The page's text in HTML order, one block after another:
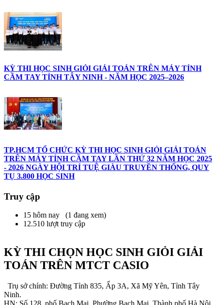
KỲ THI HỌC SINH GIỎI GIẢI TOÁN TRÊN MÁY TÍNH
CẦM TAY TỈNH TÂY NINH - NĂM HỌC 2025–2026
TP.HCM TỔ CHỨC KỲ THI HỌC SINH GIỎI GIẢI TOÁN
TRÊN MÁY TÍNH CẦM TAY LẦN THỨ 32 NĂM HỌC 2025
- 2026 NGÀY HỘI TRÍ TUỆ GIÀU TRUYỀN THỐNG, QUY
TỤ 3.800 HỌC SINH
Truy cập
15 hôm nay (1 đang xem)
12.510 lượt truy cập
KỲ THI CHỌN HỌC SINH GIỎI GIẢI
TOÁN TRÊN MTCT CASIO
Trụ sở chính: Đường Tỉnh 835, Ấp 3A, Xã Mỹ Yên, Tỉnh Tây
Ninh.
HN: Số 128, phố Bạch Mai, Phường Bạch Mai, Thành phố Hà Nội